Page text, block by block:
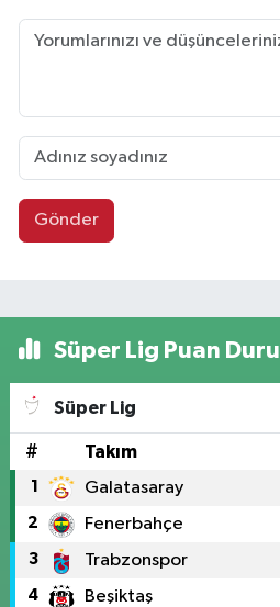
Gönder
Süper Lig Puan
Süper Lig
# Takım
1 Galatasaray
2 Fenerbahçe
3 Trabzonspor
4 Beşiktaş